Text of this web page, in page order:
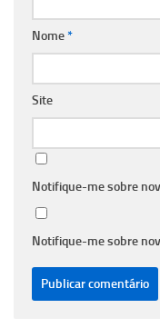
Nome*
Site
Notifique-me sobre
Notifique-me sobre